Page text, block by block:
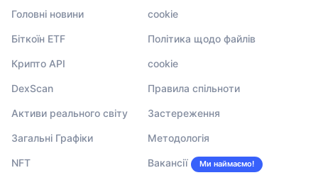
Головні новини
Біткоїн ETF
Крипто API
DexScan
Активи реального світу
Загальні Графіки
NFT
cookie
Політика щодо файлів
cookie
Правила спільноти
Застереження
Методологія
Вакансії Ми наймаємо!